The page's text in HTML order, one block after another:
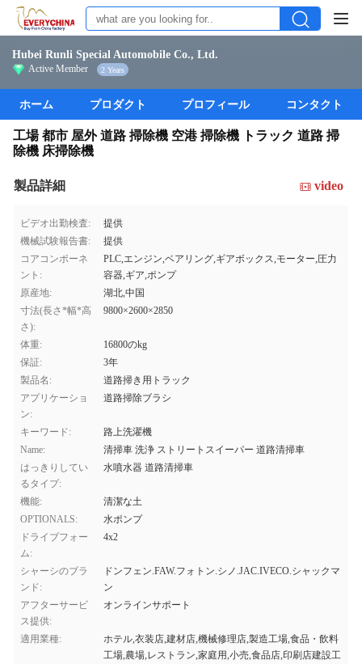
Hubei Runli Special Automobile Co., Ltd.
Active Member 2 Years
ホーム プロダクト プロフィール コンタクト
工場 都市 屋外 道路 掃除機 空港 掃除機 トラック 道路 掃
除機 床掃除機
製品詳細 video
ビデオ出勤検査:
提供
機械試験報告書:
提供
コアコンポーネ
ント:
PLC,エンジン,ベアリング,ギアボックス,モーター,圧力
容器,ギア,ポンプ
原産地:
湖北,中国
寸法(長さ*幅*高
さ):
9800×2600×2850
体重:
16800のkg
保証:
3年
製品名:
道路掃き用トラック
アプリケーショ
ン:
道路掃除ブラシ
キーワード:
路上洗濯機
Name:
清掃車 洗浄 ストリートスイーパー 道路清掃車
はっきりしてい
るタイプ:
水噴水器 道路清掃車
機能:
清潔な土
OPTIONALS:
水ポンプ
ドライブフォー
ム:
4x2
シャーシのブラ
ンド:
ドンフェン.FAW.フォトン.シノ.JAC.IVECO.シャックマ
ン
アフターサービ
ス提供:
オンラインサポート
適用業種:
ホテル,衣装店,建材店,機械修理店,製造工場,食品・飲料
工場,農場,レストラン,家庭用,小売,食品店,印刷店建設工